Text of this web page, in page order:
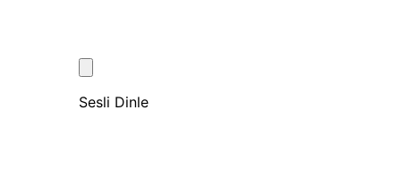
Sesli Dinle